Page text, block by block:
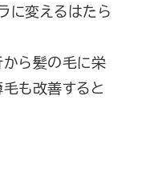
に変えるはたら
から髪の毛に栄
毛も改善すると